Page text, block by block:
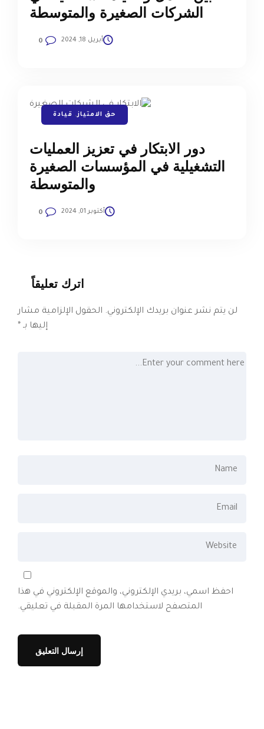
الشركات الصغيرة والمتوسطة
أبريل 18, 2024 0
حق الامتياز, قيادة
دور الابتكار في تعزيز العمليات
التشغيلية في المؤسسات الصغيرة
والمتوسطة
أكتوبر 01, 2024 0
اترك تعليقاً
لن يتم نشر عنوان بريدك الإلكتروني. الحقول الإلزامية مشار
إليها بـ *
احفظ اسمي، بريدي الإلكتروني، والموقع الإلكتروني في هذا
المتصفح لاستخدامها المرة المقبلة في تعليقي.